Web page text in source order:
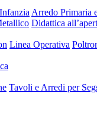
Arredo Primaria
Didattica
Linea Operativa
Tavoli e Arredi per